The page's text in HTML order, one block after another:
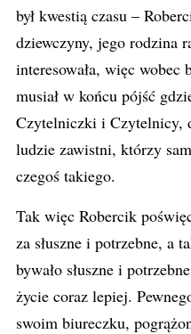
był kwestią czasu –
dziewczyny, jego rodzina
interesowała, więc wobec
musiał w końcu pójść
Czytelniczki i Czytelnicy,
ludzie zawistni, którzy
czegoś takiego.
Tak więc Robercik
za słuszne i potrzebne, a
bywało słuszne i
życie coraz lepiej.
swoim biureczku,